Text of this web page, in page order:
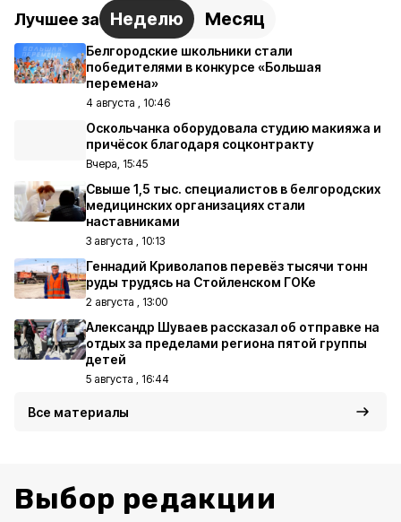
Лучшее за Неделю Месяц
Белгородские школьники стали
победителями в конкурсе «Большая
перемена»
4 августа , 10:46
Оскольчанка оборудовала студию макияжа и
причёсок благодаря соцконтракту
Вчера, 15:45
Свыше 1,5 тыс. специалистов в белгородских
медицинских организациях стали
наставниками
3 августа , 10:13
Геннадий Криволапов перевёз тысячи тонн
руды трудясь на Стойленском ГОКе
2 августа , 13:00
Александр Шуваев рассказал об отправке на
отдых за пределами региона пятой группы
детей
5 августа , 16:44
Все материалы
Выбор редакции